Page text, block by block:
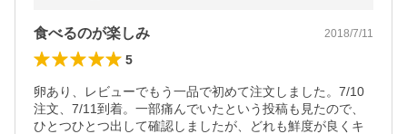
食べるのが楽しみ 2018/7/11
5
卵あり、レビューでもう一品で初めて注文しました。7/10
注文、7/11到着。一部痛んでいたという投稿も見たので、
ひとつひとつ出して確認しましたが、どれも鮮度が良くキ